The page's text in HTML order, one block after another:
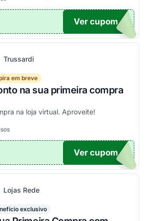
EIRA
Ver cupom
Trussardi
em breve
na sua primeira compra
na loja virtual. Aproveite!
funcionou
OM10
Ver cupom
Lojas Rede
exclusivo